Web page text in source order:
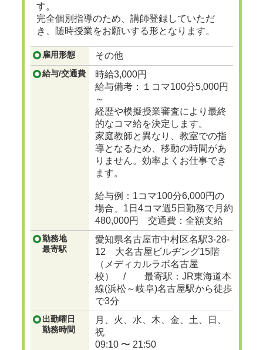
す。
完全個別指導のため、講師登録していただ
き、随時授業をお願いする形となります。
雇用形態 その他
給与/交通費
時給3,000円
給与備考：１コマ100分5,000円
～
経歴や模擬授業審査により最終
的なコマ給を決定します。
家庭教師と異なり、教室での指
導となるため、移動の時間があ
りません。効率よくお仕事でき
ます。
給与例：1コマ100分6,000円の
場合、1日4コマ週5日勤務で月約
480,000円 交通費：全額支給
勤務地
最寄駅
愛知県名古屋市中村区名駅3-28-
12 大名古屋ビルヂング15階
（メディカルラボ名古屋
校） / 最寄駅：JR東海道本
線(浜松～岐阜)名古屋駅から徒歩
で3分
出勤曜日
勤務時間
月、火、水、木、金、土、日、
祝
09:10 〜 21:50